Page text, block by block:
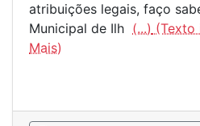
atribuições legais, faço
Municipal de Ilh (...)